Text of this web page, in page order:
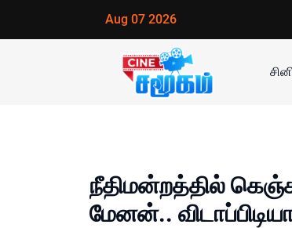
Aug 07 2026
நீதிமன்றத்தில்
மேனன்..